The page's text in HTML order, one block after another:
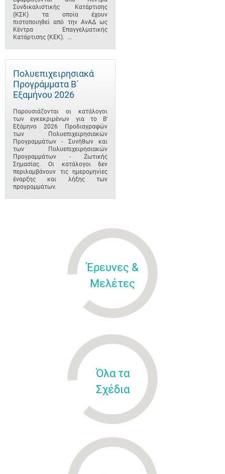
Συνδικαλιστικής Κατάρτισης
(ΚΣΚ) τα οποία έχουν
πιστοποιηθεί από την ΑνΑΔ ως
Κέντρα Επαγγελματικής
Κατάρτισης (ΚΕΚ). ...
Πολυεπιχειρησιακά
Προγράμματα B΄
Εξαμήνου 2026
Παρουσιάζονται οι κατάλογοι
των εγκεκριμένων για το B'
Εξάμηνο 2026 Προδιαγραφών
των Πολυεπιχειρησιακών
Προγραμμάτων - Συνήθων και
των Πολυεπιχειρησιακών
Προγραμμάτων - Ζωτικής
Σημασίας. Οι κατάλογοι δεν
περιλαμβάνουν τις ημερομηνίες
έναρξης και λήξης των
προγραμμάτων.
Έρευνες &
Μελέτες
Όλα τα
Σχέδια